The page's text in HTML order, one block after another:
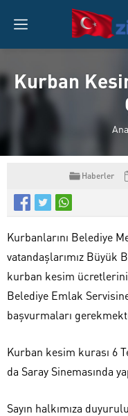
Kurban
Haberler
Kurbanlarını Belediye
vatandaşlarımız Büyük
kurban kesim ücretlerini
Belediye Emlak
başvurmaları
Kurban kesim kurası 6
da Saray Sinemasında
Sayın halkımıza